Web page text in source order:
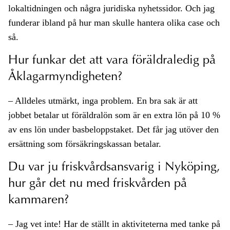
lokaltidningen och några juridiska nyhetssidor. Och jag
funderar ibland på hur man skulle hantera olika case och
så.
Hur funkar det att vara föräldraledig på
Åklagarmyndigheten?
– Alldeles utmärkt, inga problem. En bra sak är att
jobbet betalar ut föräldralön som är en extra lön på 10 %
av ens lön under basbeloppstaket. Det får jag utöver den
ersättning som försäkringskassan betalar.
Du var ju friskvårdsansvarig i Nyköping,
hur går det nu med friskvården på
kammaren?
– Jag vet inte! Har de ställt in aktiviteterna med tanke på